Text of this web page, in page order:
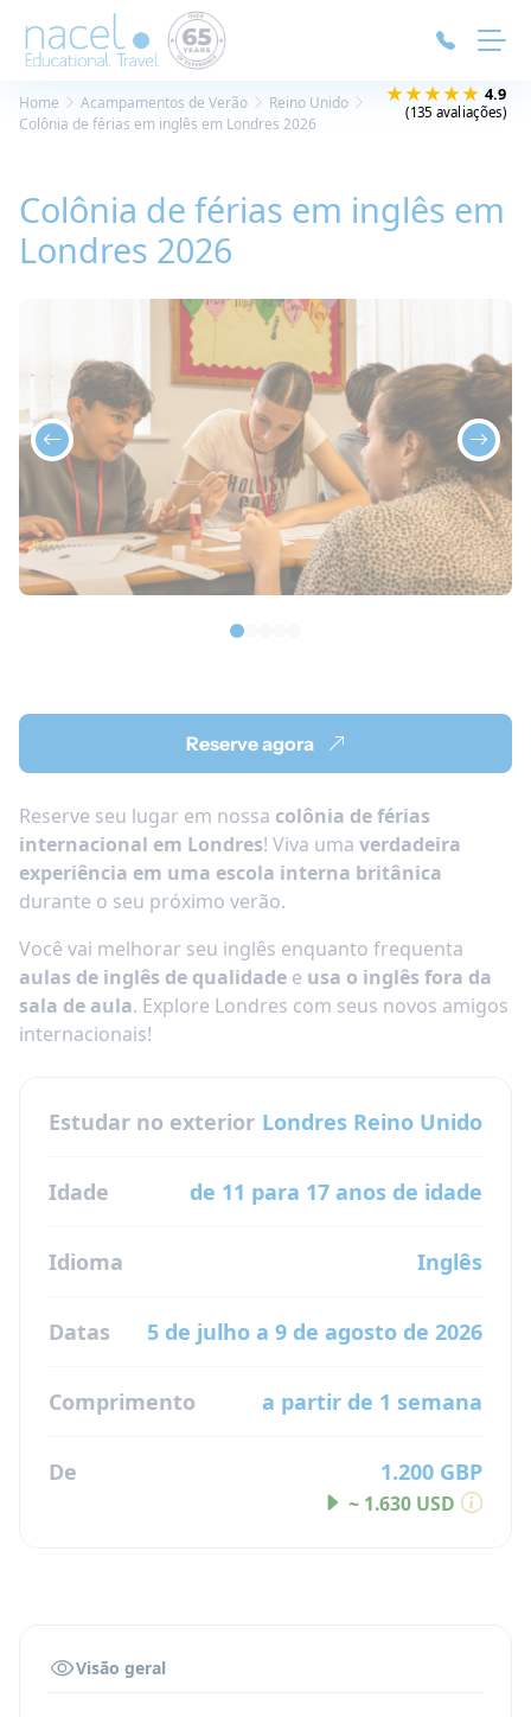
★★★★★ 4.9
(135 avaliações)
Home Acampamentos de Verão
Reino Unido
Colônia de férias em inglês em Londres 2026
Colônia de férias em inglês em
Londres 2026
Reserve agora
Reserve seu lugar em nossa colônia de férias
internacional em Londres! Viva uma verdadeira
experiência em uma escola interna britânica
durante o seu próximo verão.
Você vai melhorar seu inglês enquanto frequenta
aulas de inglês de qualidade e usa o inglês fora da
sala de aula. Explore Londres com seus novos amigos
internacionais!
Estudar no exterior Londres Reino Unido
Idade de 11 para 17 anos de idade
Idioma Inglês
Datas 5 de julho a 9 de agosto de 2026
Comprimento a partir de 1 semana
De 1.200 GBP
~ 1.630 USD
Visão geral
Painel de Gerenciamento de Cookies